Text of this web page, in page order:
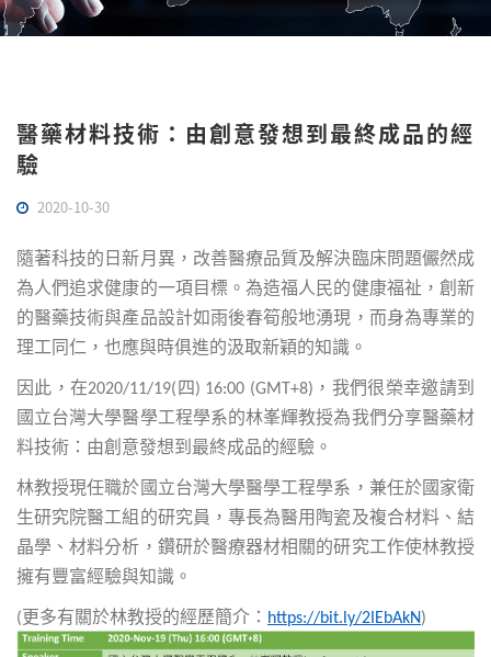
醫藥材料技術：由創意發想到最終成品的經
驗
2020-10-30
隨著科技的日新月異，改善醫療品質及解決臨床問題儼然成
為人們追求健康的一項目標。為造福人民的健康福祉，創新
的醫藥技術與產品設計如雨後春筍般地湧現，而身為專業的
理工同仁，也應與時俱進的汲取新穎的知識。
因此，在2020/11/19( 四) 16:00 (GMT+8) ，我們很榮幸邀請到
國立台灣大學醫學工程學系的林峯輝教授為我們分享醫藥材
料技術：由創意發想到最終成品的經驗。
林教授現任職於國立台灣大學醫學工程學系，兼任於國家衛
生研究院醫工組的研究員，專長為醫用陶瓷及複合材料、結
晶學、材料分析，鑽研於醫療器材相關的研究工作使林教授
擁有豐富經驗與知識。
(更多有關於林教授的經歷簡介： https://bit.ly/2IEbAkN)